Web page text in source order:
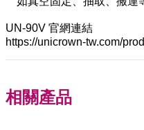
UN-90V 官網連結
https://unicrown-tw.com/
相關產品